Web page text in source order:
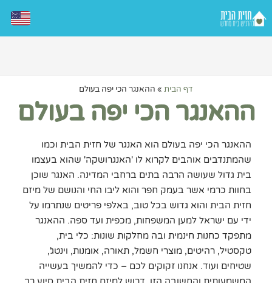
דף הבית » ההאנגר הכי יפה בעולם
ההאנגר הכי יפה בעולם
ההאנגר הכי יפה בעולם הוא האנגר של חזית הבית וכמו
שהמתנדבים אוהבים לקרוא לו 'האנגרושקה' שהוא בעצמו
בית גדול שעושה הרבה בתים ברחבי המדינה. האנגר שוכן
בחוות כרמי אשר בעמק חפר והוא ליבו החי והנושם של מיזם
חזית הבית והוא גדוש בכל טוב, באלפי פריטים שנתרמו על
ידי עם ישראל למען המשפחות, מכפית ועד ספה. ההאנגר
מתפקד כחנות חינמית ובה מחלקות שונות: כלי בית,
טקסטיל, רהיטים, מוצרי חשמל, תאורה, אומנות, וינטג',
שטיחים ועוד. אנחנו זקוקים לכם – כדי להמשיך בעשייה